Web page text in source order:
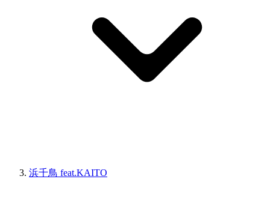
浜千鳥 feat.KAITO